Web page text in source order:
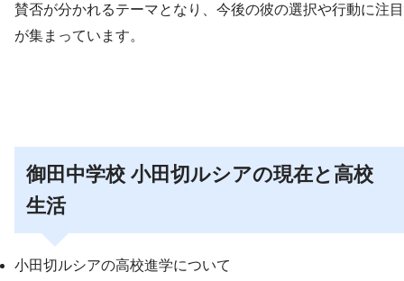
賛否が分かれるテーマとなり、今後の彼の選択や行動に注目
が集まっています。
御田中学校 小田切ルシアの現在と高校
生活
小田切ルシアの高校進学について